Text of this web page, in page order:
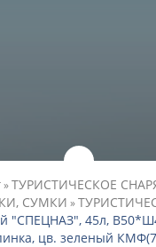
»ТУРИСТИЧЕСКОЕ
СУМКИ »
"СПЕЦНАЗ", 45л,
цв. зеленый